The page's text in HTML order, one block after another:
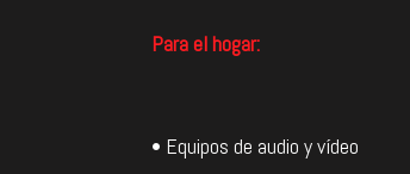
Para el hogar:
• Equipos de audio y vídeo